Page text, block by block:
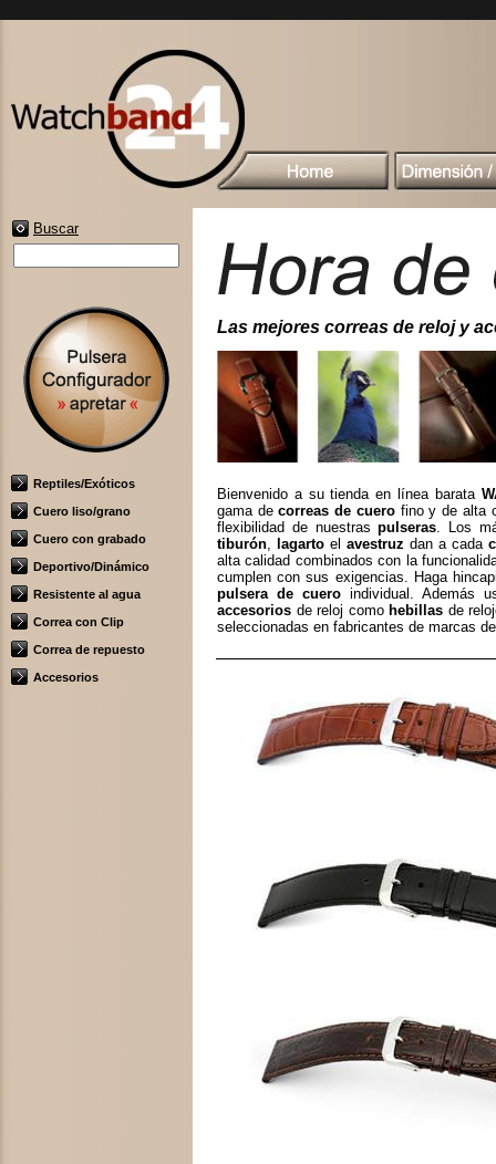
Buscar
Reptiles/Exóticos
Cuero liso/grano
Cuero con grabado
Deportivo/Dinámico
Resistente al agua
Correa con Clip
Correa de repuesto
Accesorios
Las mejores correas de reloj y
Bienvenido a su tienda en línea barata
gama decorreas de cuerofino y de alta
flexibilidad de nuestraspulseras. Los
tiburón, lagarto elavestruz dan a cada
alta calidad combinados con la
cumplen con sus exigencias. Haga
pulsera de cueroindividual. Además
accesorios de reloj como hebillas de
seleccionadas en fabricantes de marcas